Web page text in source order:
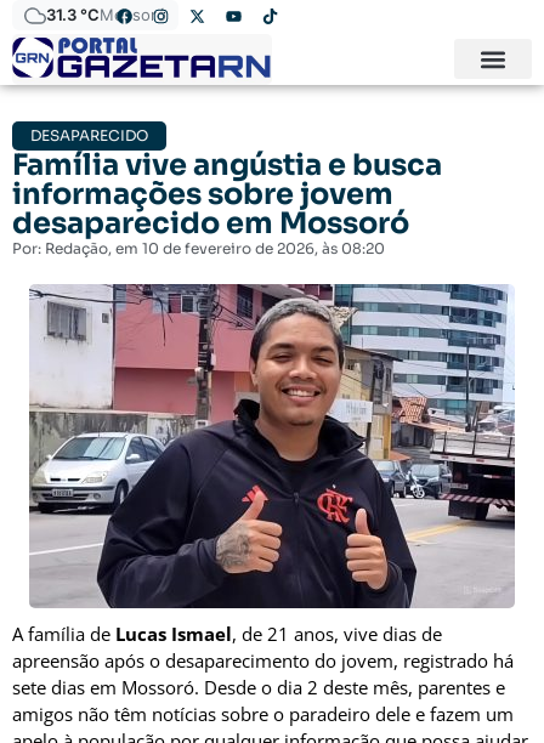
31.3 °CMossoró
DESAPARECIDO
Família vive angústia e busca
informações sobre jovem
desaparecido em Mossoró
Por: Redação, em 10 de fevereiro de 2026, às 08:20
A família de Lucas Ismael, de 21 anos, vive dias de
apreensão após o desaparecimento do jovem, registrado há
sete dias em Mossoró. Desde o dia 2 deste mês, parentes e
amigos não têm notícias sobre o paradeiro dele e fazem um